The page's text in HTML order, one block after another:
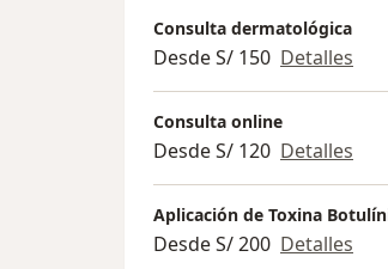
Consulta dermatológica
Desde S/ 150 Detalles
Consulta online
Desde S/ 120 Detalles
Aplicación de Toxina
Desde S/ 200 Detalles